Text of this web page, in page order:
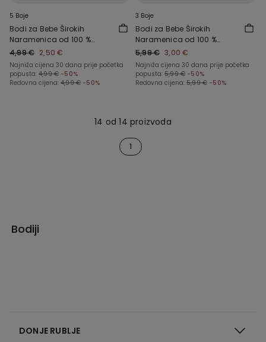
5 Boje
Bodi za Bebe Širokih
Naramenica od 100 %
Jednobojnog Pamuka
4,99 € 2,50 €
Najniža cijena 30 dana prije početka
popusta: 4,99 € -50%
Redovna cijena: 4,99 € -50%
3 Boje
Bodi za Bebe Širokih
Naramenica od 100 %
Pamuka s Printom
5,99 € 3,00 €
Najniža cijena 30 dana prije početka
popusta: 5,99 € -50%
Redovna cijena: 5,99 € -50%
14 od 14 proizvoda
1
Bodiji
DONJE RUBLJE